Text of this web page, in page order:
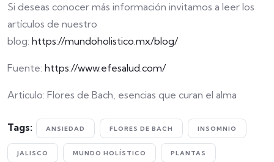
Si deseas conocer más información invitamos a leer los
artículos de nuestro
blog: https://mundoholistico.mx/blog/
Fuente: https://www.efesalud.com/
Articulo: Flores de Bach, esencias que curan el alma
Tags: ANSIEDAD FLORES DE BACH INSOMNIO
JALISCO MUNDO HOLÍSTICO PLANTAS